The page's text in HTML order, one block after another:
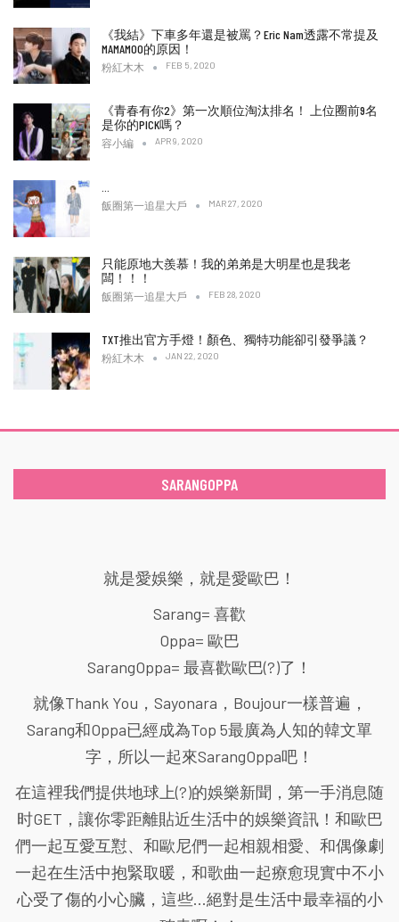
《我結》下車多年還是被罵？Eric Nam透露不常提及
MAMAMOO的原因！
粉紅木木 FEB 5, 2020
《青春有你2》第一次順位淘汰排名！ 上位圈前9名
是你的PICK嗎？
容小編 APR 9, 2020
飯圈第一追星大戶 MAR 27, 2020
只能原地大羨慕！我的弟弟是大明星也是我老
闆！！！
飯圈第一追星大戶 FEB 28, 2020
TXT推出官方手燈！顏色、獨特功能卻引發爭議？
粉紅木木 JAN 22, 2020
SARANGOPPA
就是愛娛樂，就是愛歐巴！
Sarang= 喜歡
Oppa= 歐巴
SarangOppa= 最喜歡歐巴(?)了！
就像Thank You，Sayonara，Boujour一樣普遍，
Sarang和Oppa已經成為Top 5最廣為人知的韓文單
字，所以一起來SarangOppa吧！
在這裡我們提供地球上(?)的娛樂新聞，第一手消息随
时GET，讓你零距離貼近生活中的娛樂資訊！和歐巴
們一起互愛互懟、和歐尼們一起相親相愛、和偶像劇
一起在生活中抱緊取暖，和歌曲一起療愈現實中不小
心受了傷的小心臟，這些...絕對是生活中最幸福的小